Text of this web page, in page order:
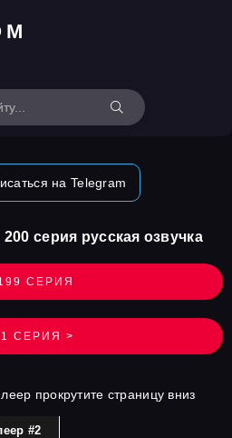
на Telegram
СЕРИЯ
серия русская озвучка
СЕРИЯ >
прокрутите страницу вниз
#2